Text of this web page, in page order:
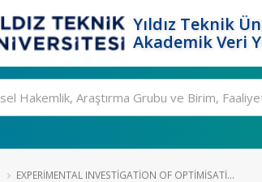
Yıldız Teknik
Akademik Veri
EXPERIMENTAL INVESTIGATION OF OPTIMISATI...